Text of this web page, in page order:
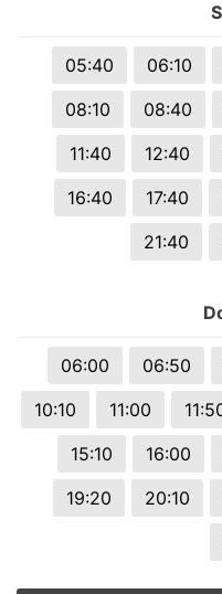
05:40 06:10
08:10
08:40
11:40
12:40
16:40
17:40
21:40
06:00 06:50
10:10
11:00
15:10
16:00
19:20
20:10